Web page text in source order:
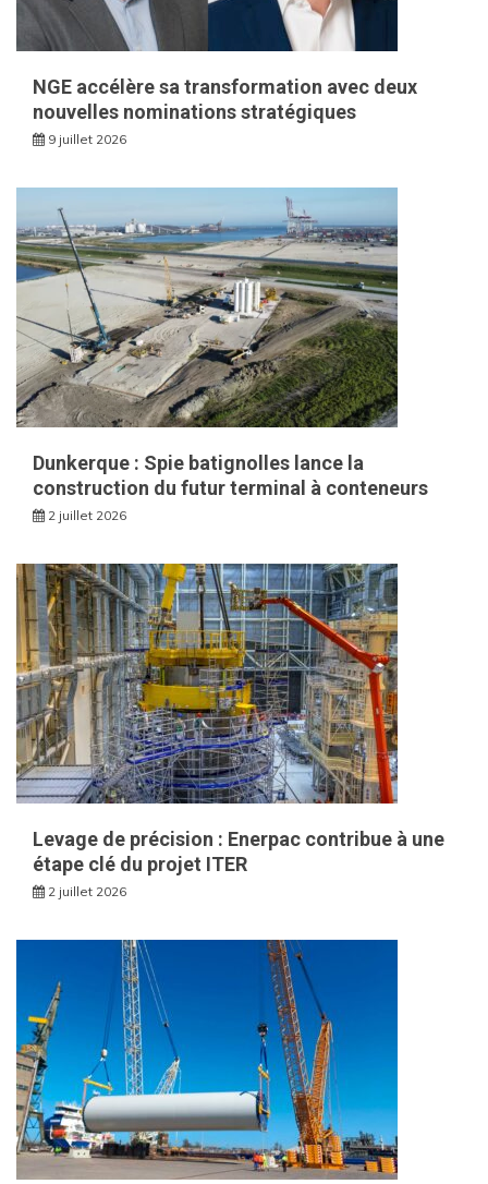
NGE accélère sa transformation avec deux
nouvelles nominations stratégiques
9 juillet 2026
Dunkerque : Spie batignolles lance la
construction du futur terminal à conteneurs
2 juillet 2026
Levage de précision : Enerpac contribue à une
étape clé du projet ITER
2 juillet 2026